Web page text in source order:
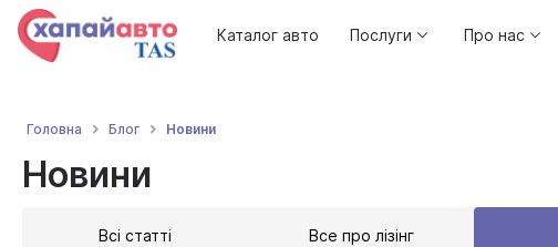
Каталог авто Послуги Про нас
Головна Блог Новини
Новини
Всі статті Все про лізінг